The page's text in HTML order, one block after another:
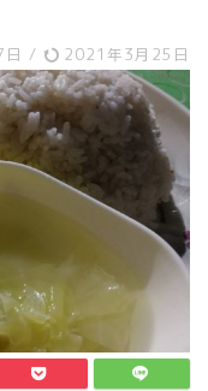
/ 2021年3月25日